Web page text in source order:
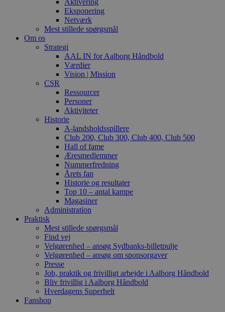
Eksponering
Netværk
Mest stillede spørgsmål
Om os
Strategi
AAL IN for Aalborg Håndbold
Værdier
Vision | Mission
CSR
Ressourcer
Personer
Aktiviteter
Historie
A-landsholdsspillere
Club 200, Club 300, Club 400, Club 500
Hall of fame
Æresmedlemmer
Nummerfredning
Årets fan
Historie og resultater
Top 10 – antal kampe
Magasiner
Administration
Praktisk
Mest stillede spørgsmål
Find vej
Velgørenhed – ansøg Sydbanks-billetpulje
Velgørenhed – ansøg om sponsorgaver
Presse
Job, praktik og frivilligt arbejde i Aalborg Håndbold
Bliv frivillig i Aalborg Håndbold
Hverdagens Superhelt
Fanshop